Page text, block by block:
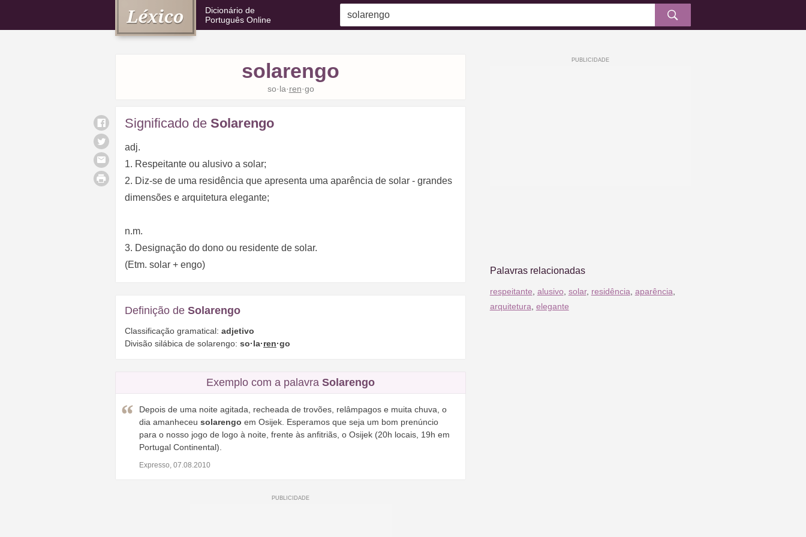
Dicionário de
Português Online
solarengo
so·la·ren·go
Significado de Solarengo
adj.
1. Respeitante ou alusivo a solar;
2. Diz-se de uma residência que apresenta uma aparência de solar - grandes
dimensões e arquitetura elegante;
n.m.
3. Designação do dono ou residente de solar.
(Etm. solar + engo)
Definição de Solarengo
Classificação gramatical: adjetivo
Divisão silábica de solarengo: so·la·ren·go
Exemplo com a palavraSolarengo
Depois de uma noite agitada, recheada de trovões, relâmpagos e muita chuva, o
dia amanheceu solarengo em Osijek. Esperamos que seja um bom prenúncio
para o nosso jogo de logo à noite, frente às anfitriãs, o Osijek (20h locais, 19h em
Portugal Continental).
Expresso, 07.08.2010
Palavras relacionadas
respeitante alusivo, solar, residência aparência
arquitetura elegante